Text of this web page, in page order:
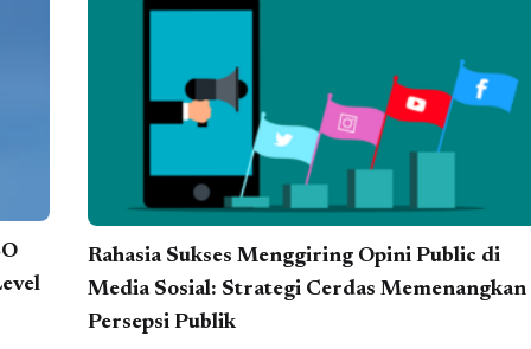
Rahasia Sukses Menggiring Opini Public di
Media Sosial: Strategi Cerdas Memenangkan
Persepsi Publik